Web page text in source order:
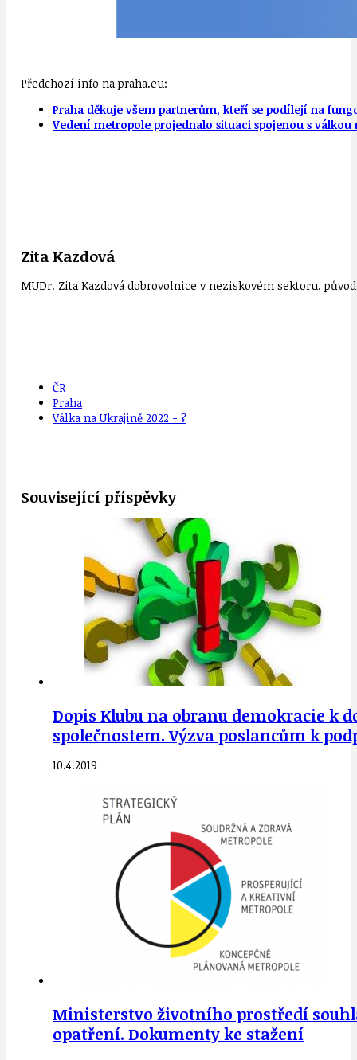
Předchozí info na praha.eu:
Praha děkuje všem partnerům, kteří se podílejí na
Vedení metropole projednalo situaci spojenou s
Zita Kazdová
MUDr. Zita Kazdová dobrovolnice v neziskovém sektoru,
ČR
Praha
Válka na Ukrajině 2022 - ?
Související příspěvky
Dopis Klubu na obranu demokracie k
společnostem. Výzva poslancům k
10.4.2019
Ministerstvo životního prostředí
opatření. Dokumenty ke stažení